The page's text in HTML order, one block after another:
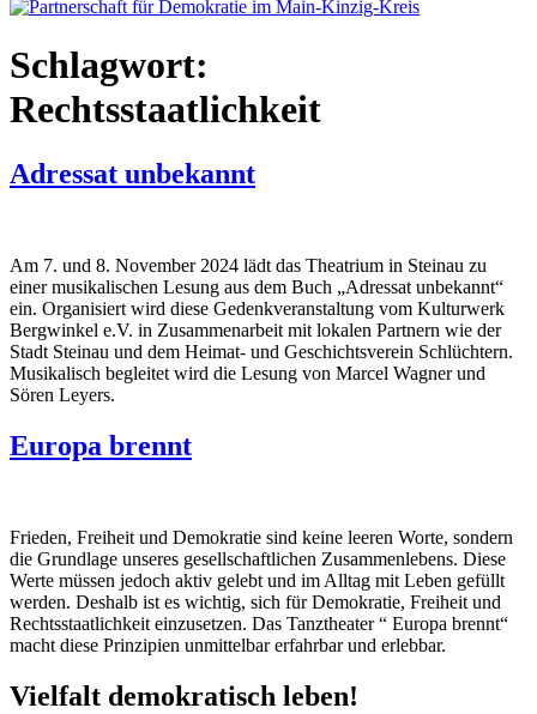
Schlagwort:
Rechtsstaatlichkeit
Adressat unbekannt
Am 7. und 8. November 2024 lädt das Theatrium in Steinau zu
einer musikalischen Lesung aus dem Buch „Adressat unbekannt“
ein. Organisiert wird diese Gedenkveranstaltung vom Kulturwerk
Bergwinkel e.V. in Zusammenarbeit mit lokalen Partnern wie der
Stadt Steinau und dem Heimat- und Geschichtsverein Schlüchtern.
Musikalisch begleitet wird die Lesung von Marcel Wagner und
Sören Leyers.
Europa brennt
Frieden, Freiheit und Demokratie sind keine leeren Worte, sondern
die Grundlage unseres gesellschaftlichen Zusammenlebens. Diese
Werte müssen jedoch aktiv gelebt und im Alltag mit Leben gefüllt
werden. Deshalb ist es wichtig, sich für Demokratie, Freiheit und
Rechtsstaatlichkeit einzusetzen. Das Tanztheater “ Europa brennt“
macht diese Prinzipien unmittelbar erfahrbar und erlebbar.
Vielfalt demokratisch leben!